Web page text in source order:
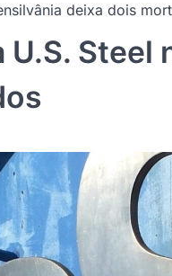
deixa dois
Steel